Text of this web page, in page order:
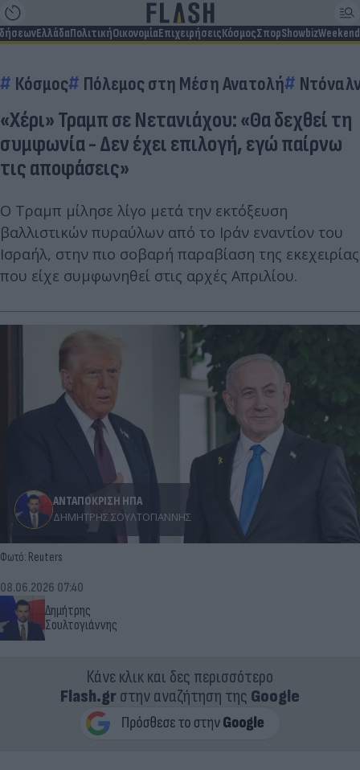
ΕλλάδαΠολιτικήΟικονομίαΕπιχειρήσειςΚόσμοςΣπορShowbizWeekend
Κόσμος Πόλεμος στη Μέση Ανατολή
«Χέρι» Τραμπ σε Νετανιάχου: «Θα δεχθεί τη
συμφωνία - Δεν έχει επιλογή, εγώ παίρνω
τις αποφάσεις»
Ο Τραμπ μίλησε λίγο μετά την εκτόξευση
βαλλιστικών πυραύλων από το Ιράν εναντίον του
Ισραήλ, στην πιο σοβαρή παραβίαση της εκεχειρίας
που είχε συμφωνηθεί στις αρχές Απριλίου.
ΑΝΤΑΠΟΚΡΙΣΗ ΗΠΑ
ΔΗΜΉΤΡΗΣ ΣΟΥΛΤΟΓΙΆΝΝΗΣ
Φωτό: Reuters
Δημήτρης
Σουλτογιάννης
08.06.2026 07:40
Κάνε κλικ και δες περισσότερο
Flash.grστην αναζήτηση της Google